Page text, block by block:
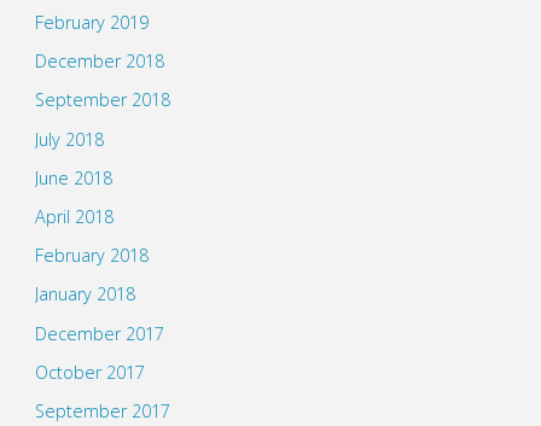
February 2019
December 2018
September 2018
July 2018
June 2018
April 2018
February 2018
January 2018
December 2017
October 2017
September 2017